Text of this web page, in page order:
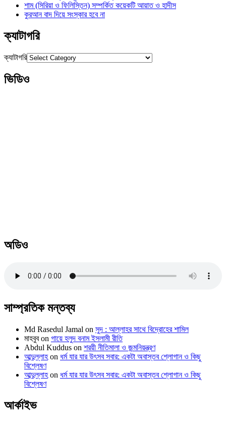
শাম (সিরিয়া ও ফিলিস্তিন) সম্পর্কিত কয়েকটি আয়াত ও হাদীস
কুরআন বাদ দিয়ে সংস্কার হবে না
ক্যাটাগরি
ক্যাটাগরি
ভিডিও
অডিও
সাম্প্রতিক মন্তব্য
Md Rasedul Jamal on সুদ : আল্লাহর সাথে বিদ্রোহের শামিল
মাহবুবon গায়ে হলুদ বনাম ইসলামী রীতি
Abdul Kuddus on শরয়ী নীতিমালা ও জন্মনিয়ন্ত্রণ
আব্দুল্লাহon ধর্ম যার যার উৎসব সবার: একটা অবাস্তব শ্লোগান ও কিছু
বিশ্লেষণ
আব্দুল্লাহon ধর্ম যার যার উৎসব সবার: একটা অবাস্তব শ্লোগান ও কিছু
বিশ্লেষণ
আর্কাইভ